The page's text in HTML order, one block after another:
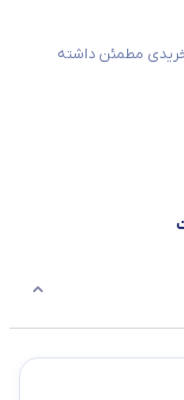
خریدی مطمئن داشته